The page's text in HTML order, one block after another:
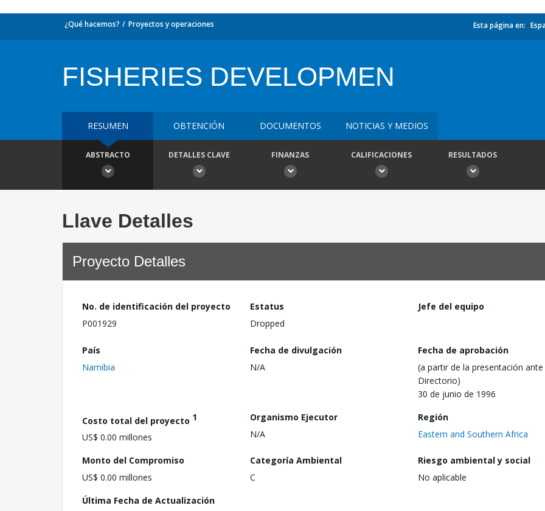
¿Qué hacemos? Proyectos y operaciones Esta página en:
FISHERIES DEVELOPMEN
RESUMEN OBTENCIÓN DOCUMENTOS NOTICIAS Y MEDIOS
ABSTRACTO DETALLES CLAVE FINANZAS CALIFICACIONES RESULTADOS
Llave Detalles
Proyecto Detalles
No. de identificación del proyecto
P001929
Estatus
Dropped
Jefe del equipo
País
Namibia
Fecha de divulgación
N/A
Fecha de aprobación
(a partir de la presentación ante
Directorio)
30 de junio de 1996
Costo total del proyecto 1
US$ 0.00 millones
Organismo Ejecutor
N/A
Región
Eastern and Southern Africa
Monto del Compromiso
US$ 0.00 millones
Categoría Ambiental
C
Riesgo ambiental y social
No aplicable
Última Fecha de Actualización